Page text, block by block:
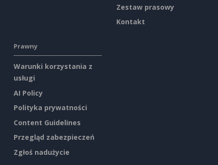
Zestaw prasowy
Kontakt
Prawny
Warunki korzystania z
usługi
AI Policy
Polityka prywatności
Content Guidelines
Przegląd zabezpieczeń
Zgłoś nadużycie